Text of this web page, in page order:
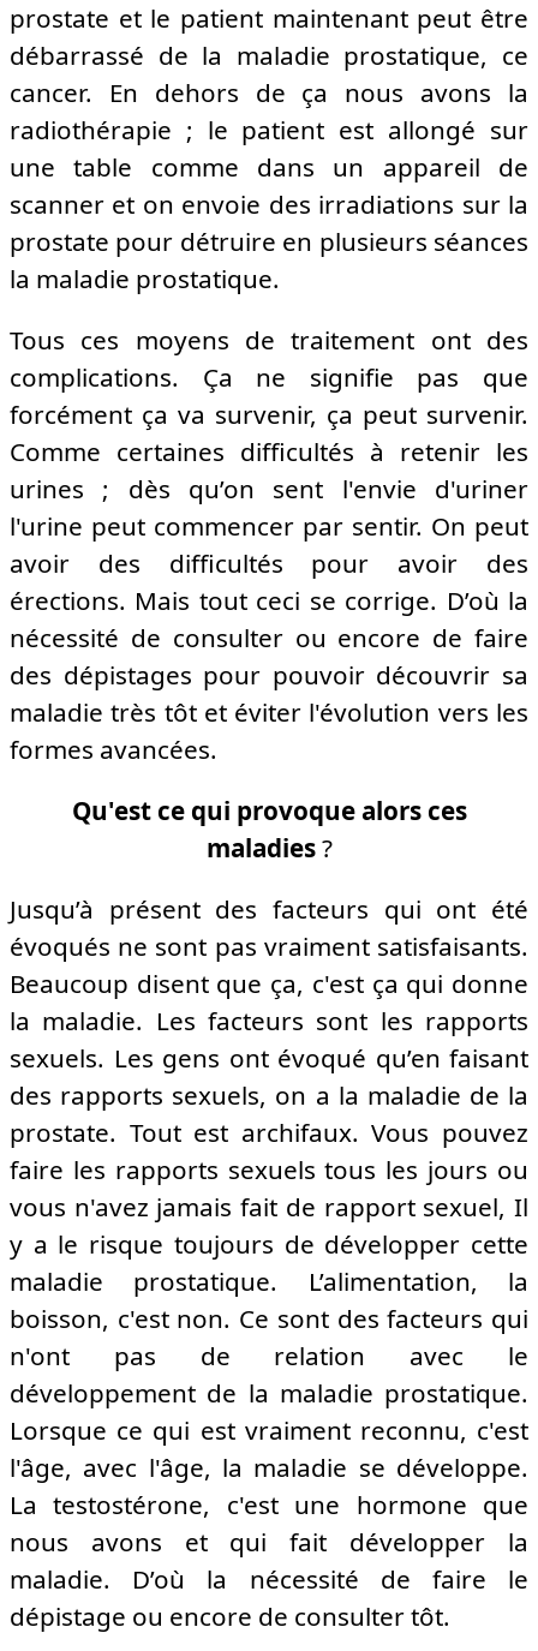
prostate et le patient maintenant peut être
débarrassé de la maladie prostatique, ce
cancer. En dehors de ça nous avons la
radiothérapie ; le patient est allongé sur
une table comme dans un appareil de
scanner et on envoie des irradiations sur la
prostate pour détruire en plusieurs séances
la maladie prostatique.
Tous ces moyens de traitement ont des
complications. Ça ne signifie pas que
forcément ça va survenir, ça peut survenir.
Comme certaines difficultés à retenir les
urines ; dès qu’on sent l'envie d'uriner
l'urine peut commencer par sentir. On peut
avoir des difficultés pour avoir des
érections. Mais tout ceci se corrige. D’où la
nécessité de consulter ou encore de faire
des dépistages pour pouvoir découvrir sa
maladie très tôt et éviter l'évolution vers les
formes avancées.
Qu'est ce qui provoque alors ces
maladies?
Jusqu’à présent des facteurs qui ont été
évoqués ne sont pas vraiment satisfaisants.
Beaucoup disent que ça, c'est ça qui donne
la maladie. Les facteurs sont les rapports
sexuels. Les gens ont évoqué qu’en faisant
des rapports sexuels, on a la maladie de la
prostate. Tout est archifaux. Vous pouvez
faire les rapports sexuels tous les jours ou
vous n'avez jamais fait de rapport sexuel, Il
y a le risque toujours de développer cette
maladie prostatique. L’alimentation, la
boisson, c'est non. Ce sont des facteurs qui
n'ont pas de relation avec le
développement de la maladie prostatique.
Lorsque ce qui est vraiment reconnu, c'est
l'âge, avec l'âge, la maladie se développe.
La testostérone, c'est une hormone que
nous avons et qui fait développer la
maladie. D’où la nécessité de faire le
dépistage ou encore de consulter tôt.